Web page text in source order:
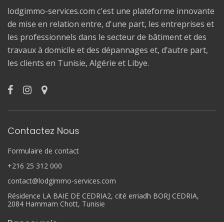
lodgimmo-services.com c'est une plateforme innovante
de mise en relation entre, d'une part, les entreprises et
les professionnels dans le secteur de bâtiment et des
travaux à domicile et des dépannages et, d’autre part,
les clients en Tunisie, Algérie et Libye.
Contactez Nous
Formulaire de contact
+216 25 312 000
contact@lodgimmo-services.com
Résidence LA BAIE DE CEDRIA2, cité erriadh BORJ CEDRIA,
2084 Hammam Chott, Tunisie